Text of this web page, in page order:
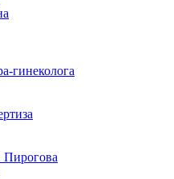
гинеколога